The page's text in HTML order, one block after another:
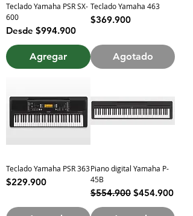
Teclado Yamaha PSR SX-
600
Desde $994.900
Precio de oferta
Agregar
Teclado Yamaha 463
Precio
$369.900
Agotado
Teclado Yamaha PSR 363
Precio
$229.900
Piano digital Yamaha P-
45B
Precio
$554.900 Precio de
$454.900